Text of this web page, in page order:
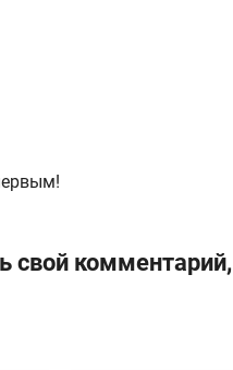
свой комментарий,